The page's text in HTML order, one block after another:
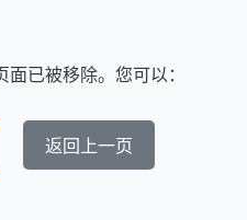
已被移除。您可以：
返回上一页